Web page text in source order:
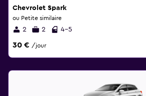
Chevrolet Spark
ou Petite similaire
2 2 4-5
30 € /jour